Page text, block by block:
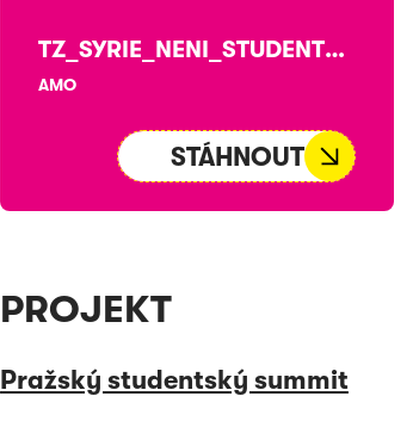
TZ_SYRIE_NENI_STUDENTUM_LHOSTEJNA
AMO
STÁHNOUT
PROJEKT
Pražský studentský summit